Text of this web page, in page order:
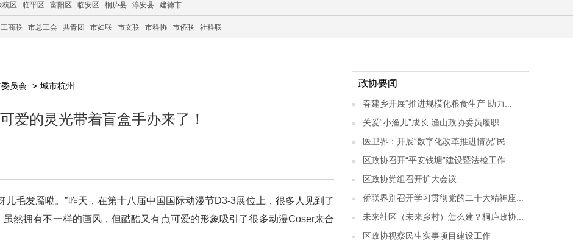
杭区 临平区 富阳区 临安区 桐庐县 淳安县 建德市
工商联 市总工会 共青团 市妇联 市文联 市科协 市侨联 社科联
员会 > 城市杭州
爱的灵光带着盲盒手办来了！
儿毛发靥嘞。”昨天，在第十八届中国国际动漫节D3-3展位上，很多人见到了
然拥有不一样的画风，但酷酷又有点可爱的形象吸引了很多动漫Coser来合
政协要闻
春建乡开展“推进规模化粮食生产 助力...
关爱“小渔儿”成长 渔山政协委员履职...
医卫界：开展“数字化改革推进情况”民...
区政协召开“平安钱塘”建设暨法检工作...
区政协党组召开扩大会议
侨联界别召开学习贯彻党的二十大精神座...
未来社区（未来乡村）怎么建？桐庐政协...
区政协视察民生实事项目建设工作